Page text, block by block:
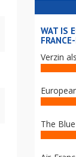
WAT IS
Verzin
The